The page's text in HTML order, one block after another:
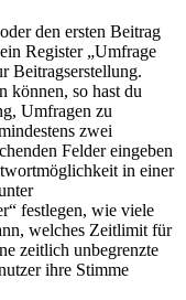
den ersten Beitrag
Register „Umfrage
Beitragserstellung.
können, so hast du
Umfragen zu
zwei
Felder eingeben
in einer
festlegen, wie viele
welches Zeitlimit für
zeitlich unbegrenzte
ihre Stimme